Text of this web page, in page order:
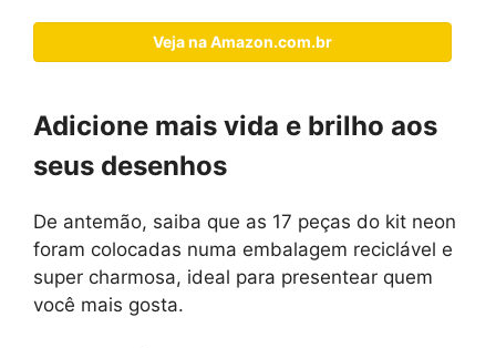
Veja na Amazon.com.br
Adicione mais vida e brilho aos
seus desenhos
De antemão, saiba que as 17 peças do kit neon
foram colocadas numa embalagem reciclável e
super charmosa, ideal para presentear quem
você mais gosta.